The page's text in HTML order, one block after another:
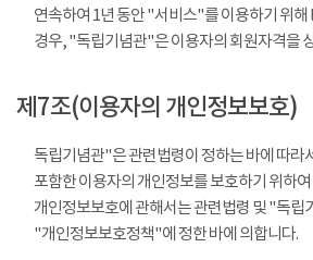
연속하여 1년 동안 "서비스"를 이용하기 위
경우, "독립기념관"은 이용자의 회원자격을
제7조(이용자의 개인정보보호)
독립기념관"은 관련법령이 정하는 바에 따라
포함한 이용자의 개인정보를 보호하기 위하
개인정보보호에 관해서는 관련법령 및 "독립
"개인정보보호정책"에 정한 바에 의합니다.